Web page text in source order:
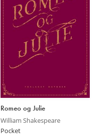
Romeo og Julie
William Shakespeare
Pocket